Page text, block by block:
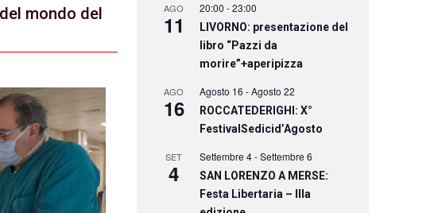
mondo del
AGO
11
20:00 -23:00
LIVORNO: presentazione del
libro “Pazzi da
morire”+aperipizza
AGO
16
Agosto 16 -Agosto 22
ROCCATEDERIGHI: X°
FestivalSedicid’Agosto
SET
4
Settembre 4-Settembre 6
SAN LORENZO A MERSE:
Festa Libertaria – IIIa